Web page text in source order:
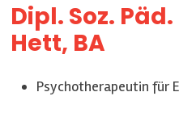
Dipl. Soz.
Hett, BA
Psychotherapeutin für